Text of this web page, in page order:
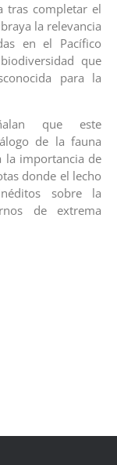
tras completar el
la relevancia
en el Pacífico
que
para la
que este
de la fauna
la importancia de
donde el lecho
sobre la
de extrema